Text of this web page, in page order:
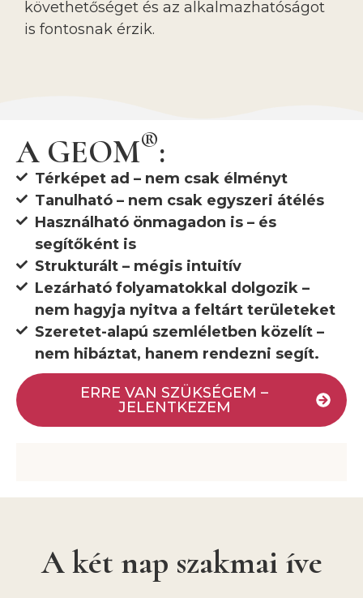
követhetőséget és az alkalmazhatóságot
is fontosnak érzik.
A GEOM®:
Térképet ad – nem csak élményt
Tanulható – nem csak egyszeri átélés
Használható önmagadon is – és
segítőként is
Strukturált – mégis intuitív
Lezárható folyamatokkal dolgozik –
nem hagyja nyitva a feltárt területeket
Szeretet-alapú szemléletben közelít –
nem hibáztat, hanem rendezni segít.
ERRE VAN SZÜKSÉGEM –
JELENTKEZEM
A két nap szakmai íve